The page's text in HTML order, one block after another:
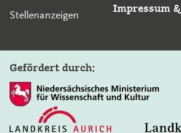
Stellenanzeigen
Impressum &
Gefördert durch: